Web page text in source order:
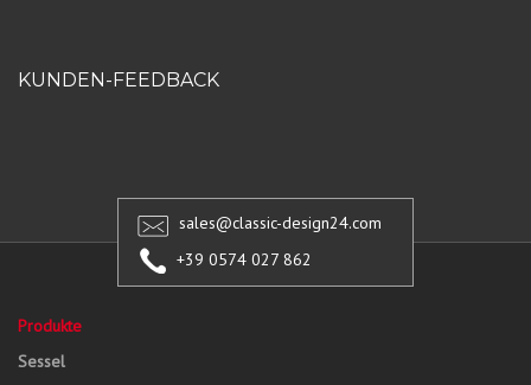
KUNDEN-FEEDBACK
sales@classic-design24.com
+39 0574 027 862
Produkte
Sessel